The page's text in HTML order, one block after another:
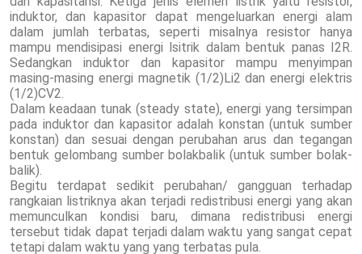
induktor, dan kapasitor dapat mengeluarkan energi alam
dalam jumlah terbatas, seperti misalnya resistor hanya
mampu mendisipasi energi lsitrik dalam bentuk panas I2R.
Sedangkan induktor dan kapasitor mampu menyimpan
masing-masing energi magnetik (1/2)Li2 dan energi elektris
(1/2)CV2.
Dalam keadaan tunak (steady state), energi yang tersimpan
pada induktor dan kapasitor adalah konstan (untuk sumber
konstan) dan sesuai dengan perubahan arus dan tegangan
bentuk gelombang sumber bolakbalik (untuk sumber bolak-
balik).
Begitu terdapat sedikit perubahan/ gangguan terhadap
rangkaian listriknya akan terjadi redistribusi energi yang akan
memunculkan kondisi baru, dimana redistribusi energi
tersebut tidak dapat terjadi dalam waktu yang sangat cepat
tetapi dalam waktu yang yang terbatas pula.